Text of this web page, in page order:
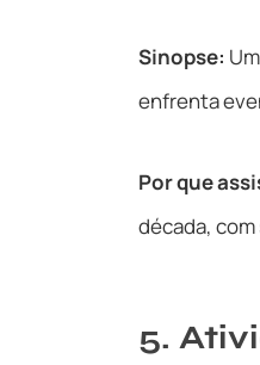
Sinopse:
enfrenta
Por que
década,
5.